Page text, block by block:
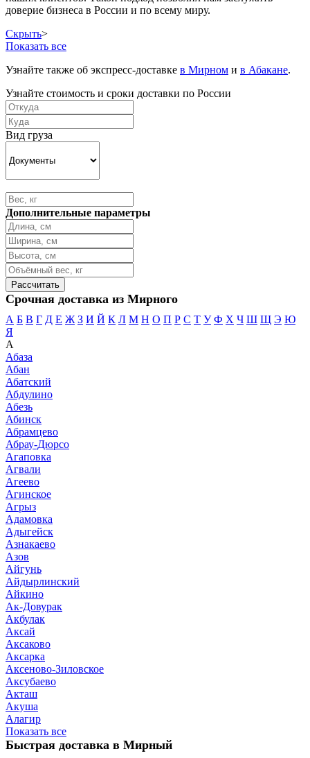
доверие бизнеса в России и по всему миру.
Скрыть>
Показать все
Узнайте также об экспресс-доставке в Мирном и в Абакане.
Узнайте стоимость и сроки доставки по России
Вид груза
Дополнительные параметры
Срочная доставка из Мирного
А Б В Г Д Е Ж З И Й К Л М Н О П Р С Т У Ф Х Ч Ш Щ Э Ю
Я
А
Абаза
Абан
Абатский
Абдулино
Абезь
Абинск
Абрамцево
Абрау-Дюрсо
Агаповка
Агвали
Агеево
Агинское
Агрыз
Адамовка
Адыгейск
Азнакаево
Азов
Айгунь
Айдырлинский
Айкино
Ак-Довурак
Акбулак
Аксай
Аксаково
Аксарка
Аксеново-Зиловское
Аксубаево
Акташ
Акуша
Алагир
Показать все
Быстрая доставка в Мирный